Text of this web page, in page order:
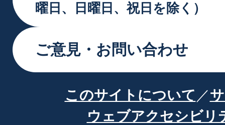
曜日、日曜日、祝日を除く）
ご意見・お問い合わせ
このサイトについて
ウェブアクセシビリ